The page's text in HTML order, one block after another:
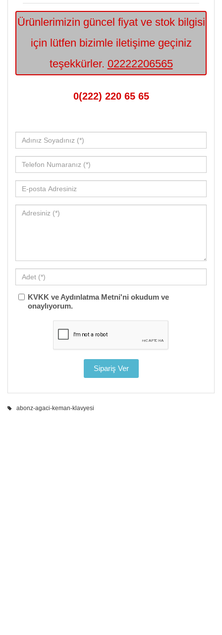
Ürünlerimizin güncel fiyat ve stok bilgisi
için lütfen bizimle iletişime geçiniz
teşekkürler. 02222206565
0(222) 220 65 65
KVKK ve Aydınlatma Metni'ni okudum ve
onaylıyorum.
abonz-agaci-keman-klavyesi